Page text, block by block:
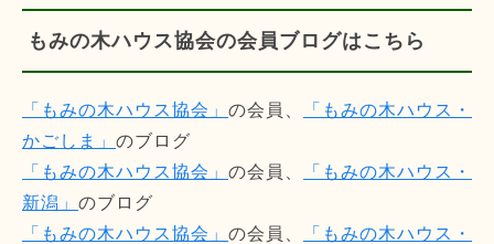
もみの木ハウス協会の会員ブログはこちら
「もみの木ハウス協会」 の会員、
「もみの木ハウス・
かごしま」 のブログ
「もみの木ハウス協会」 の会員、
「もみの木ハウス・
新潟」 のブログ
「もみの木ハウス協会」 の会員、
「もみの木ハウス・